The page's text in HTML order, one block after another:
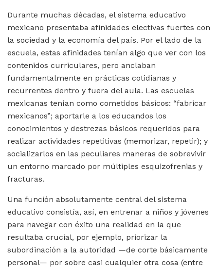
Durante muchas décadas, el sistema educativo
mexicano presentaba afinidades electivas fuertes con
la sociedad y la economía del país. Por el lado de la
escuela, estas afinidades tenían algo que ver con los
contenidos curriculares, pero anclaban
fundamentalmente en prácticas cotidianas y
recurrentes dentro y fuera del aula. Las escuelas
mexicanas tenían como cometidos básicos: “fabricar
mexicanos”; aportarle a los educandos los
conocimientos y destrezas básicos requeridos para
realizar actividades repetitivas (memorizar, repetir); y
socializarlos en las peculiares maneras de sobrevivir
un entorno marcado por múltiples esquizofrenias y
fracturas.
Una función absolutamente central del sistema
educativo consistía, así, en entrenar a niños y jóvenes
para navegar con éxito una realidad en la que
resultaba crucial, por ejemplo, priorizar la
subordinación a la autoridad —de corte básicamente
personal— por sobre casi cualquier otra cosa (entre